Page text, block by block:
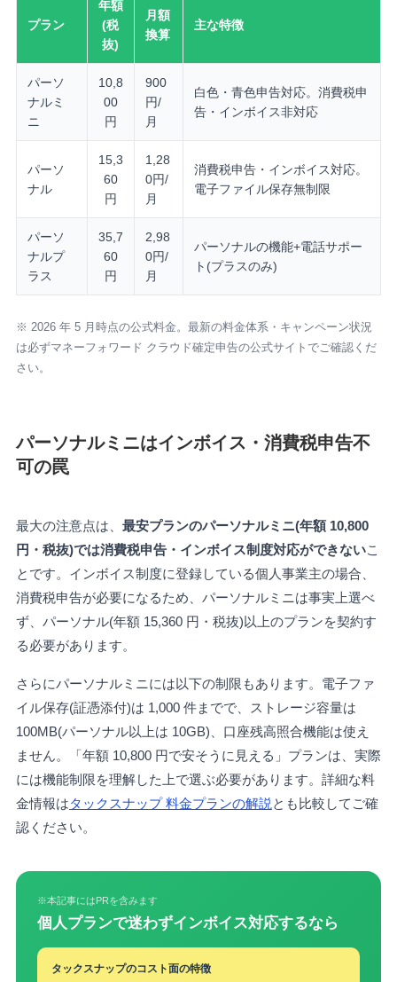
プラン
年額
(税
抜)
月額
換算
主な特徴
パーソ
ナルミ
ニ
10,8
00
円
900
円/
月
白色・青色申告対応。消費税申
告・インボイス非対応
パーソ
ナル
15,3
60
円
1,28
0円/
月
消費税申告・インボイス対応。
電子ファイル保存無制限
パーソ
ナルプ
ラス
35,7
60
円
2,98
0円/
月
パーソナルの機能+電話サポー
ト(プラスのみ)
※ 2026 年 5 月時点の公式料金。最新の料金体系・キャンペーン状況
は必ずマネーフォワード クラウド確定申告の公式サイトでご確認くだ
さい。
パーソナルミニはインボイス・消費税申告不
可の罠
最大の注意点は、 最安プランのパーソナルミニ(年額 10,800
円・税抜)では消費税申告・インボイス制度対応ができないこ
とです。インボイス制度に登録している個人事業主の場合、
消費税申告が必要になるため、パーソナルミニは事実上選べ
ず、パーソナル(年額 15,360 円・税抜)以上のプランを契約す
る必要があります。
さらにパーソナルミニには以下の制限もあります。電子ファ
イル保存(証憑添付)は 1,000 件までで、ストレージ容量は
100MB(パーソナル以上は 10GB)、口座残高照合機能は使え
ません。「年額 10,800 円で安そうに見える」プランは、実際
には機能制限を理解した上で選ぶ必要があります。詳細な料
金情報はタックスナップ 料金プランの解説 とも比較してご確
認ください。
※本記事にはPRを含みます
個人プランで迷わずインボイス対応するなら
タックスナップのコスト面の特徴